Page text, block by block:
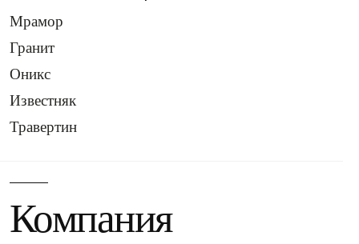
Мрамор
Гранит
Оникс
Известняк
Травертин
Компания